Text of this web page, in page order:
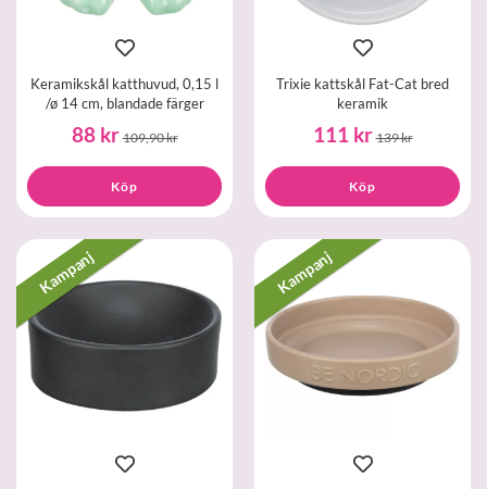
Keramikskål katthuvud, 0,15 l
/ø 14 cm, blandade färger
88 kr 109,90 kr
Köp
Trixie kattskål Fat-Cat bred
keramik
111 kr 139 kr
Köp
Kampanj Kampanj